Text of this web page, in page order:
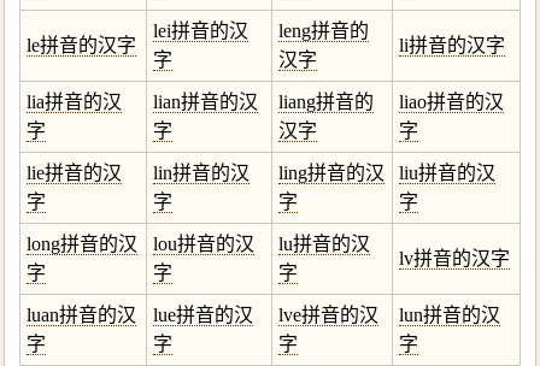
le拼音的汉字
lei拼音的汉
字
leng拼音的
汉字
li拼音的汉字
lia拼音的汉
字
lian拼音的汉
字
liang拼音的
汉字
liao拼音的汉
字
lie拼音的汉
字
lin拼音的汉
字
ling拼音的汉
字
liu拼音的汉
字
long拼音的汉
字
lou拼音的汉
字
lu拼音的汉
字
lv拼音的汉字
luan拼音的汉
字
lue拼音的汉
字
lve拼音的汉
字
lun拼音的汉
字